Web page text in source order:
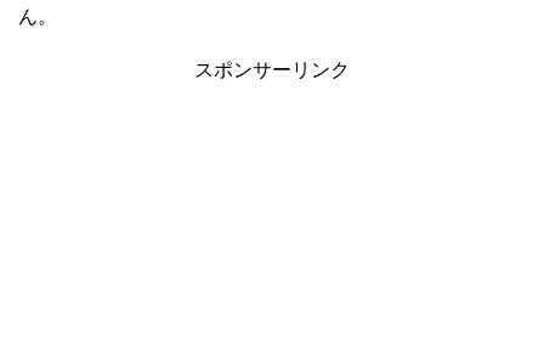
ん。
スポンサーリンク